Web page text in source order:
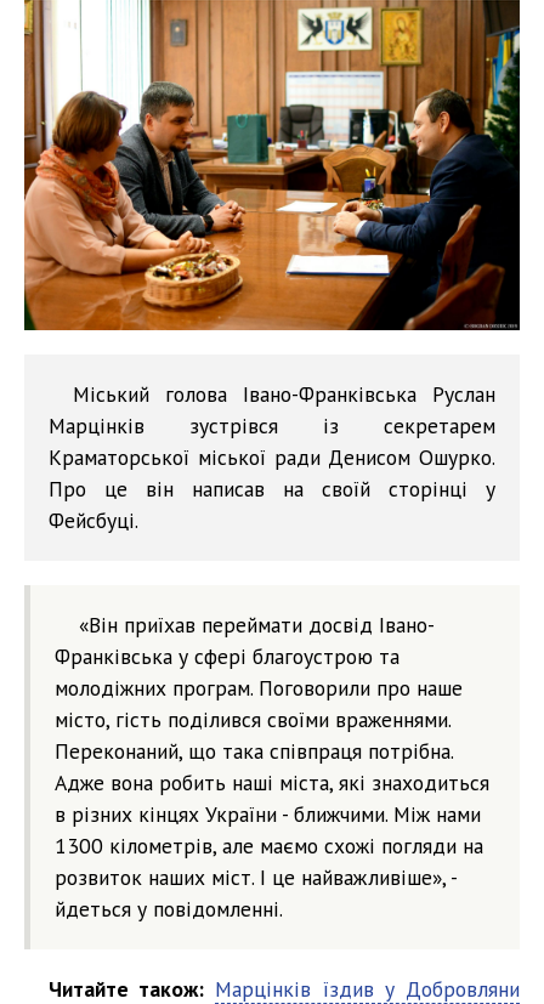
Міський голова Івано-Франківська Руслан
Марцінків зустрівся із секретарем
Краматорської міської ради Денисом Ошурко.
Про це він написав на своїй сторінці у
Фейсбуці.
«Він приїхав переймати досвід Івано-
Франківська у сфері благоустрою та
молодіжних програм. Поговорили про наше
місто, гість поділився своїми враженнями.
Переконаний, що така співпраця потрібна.
Адже вона робить наші міста, які знаходиться
в різних кінцях України - ближчими. Між нами
1300 кілометрів, але маємо схожі погляди на
розвиток наших міст. І це найважливіше», -
йдеться у повідомленні.
Читайте також: Марцінків їздив у Добровляни